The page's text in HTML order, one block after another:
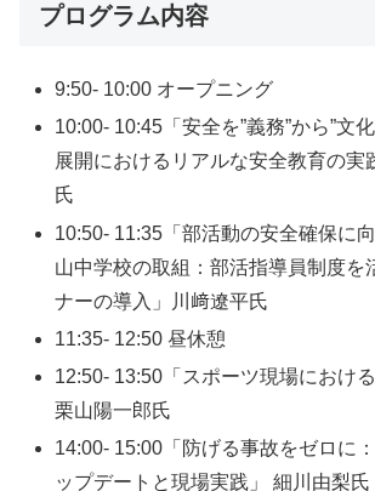
プログラム内容
9:50- 10:00 オープニング
10:00- 10:45「安全を”義務”から”文
展開におけるリアルな安全教育の
氏
10:50- 11:35「部活動の安全確保に
山中学校の取組：部活指導員制度を
ナーの導入」川﨑遼平氏
11:35- 12:50 昼休憩
12:50- 13:50「スポーツ現場におけ
栗山陽一郎氏
14:00- 15:00「防げる事故をゼロに
ップデートと現場実践」 細川由梨氏